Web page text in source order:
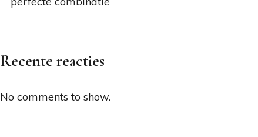
Recente reacties
No comments to show.